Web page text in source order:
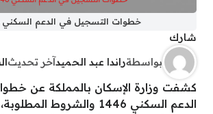
خطوات التسجيل في الدعم السكني 1446
شارك
بواسطةراندا عبد الحميدآخر تحديث
كشفت وزارة الإسكان بالمملكة عن
الدعم السكني 1446 والشروط